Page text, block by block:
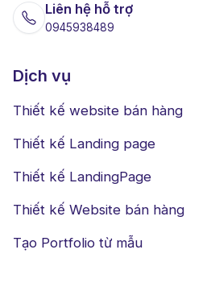
Liên hệ hỗ trợ
0945938489
Dịch vụ
Thiết kế website bán hàng
Thiết kế Landing page
Thiết kế LandingPage
Thiết kế Website bán hàng
Tạo Portfolio từ mẫu